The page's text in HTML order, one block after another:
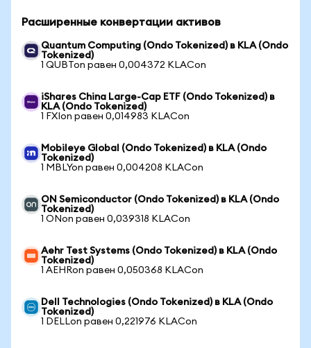
Расширенные конвертации активов
Quantum Computing (Ondo Tokenized) в KLA (Ondo
Tokenized)
1 QUBTon равен 0,004372 KLACon
iShares China Large-Cap ETF (Ondo Tokenized) в
KLA (Ondo Tokenized)
1 FXIon равен 0,014983 KLACon
Mobileye Global (Ondo Tokenized) в KLA (Ondo
Tokenized)
1 MBLYon равен 0,004208 KLACon
ON Semiconductor (Ondo Tokenized) в KLA (Ondo
Tokenized)
1 ONon равен 0,039318 KLACon
Aehr Test Systems (Ondo Tokenized) в KLA (Ondo
Tokenized)
1 AEHRon равен 0,050368 KLACon
Dell Technologies (Ondo Tokenized) в KLA (Ondo
Tokenized)
1 DELLon равен 0,221976 KLACon